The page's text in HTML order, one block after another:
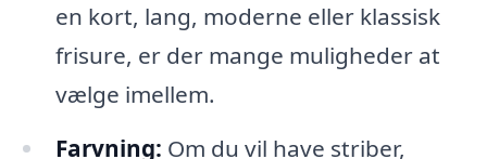
en kort, lang, moderne eller klassisk
frisure, er der mange muligheder at
vælge imellem.
Farvning: Om du vil have striber,